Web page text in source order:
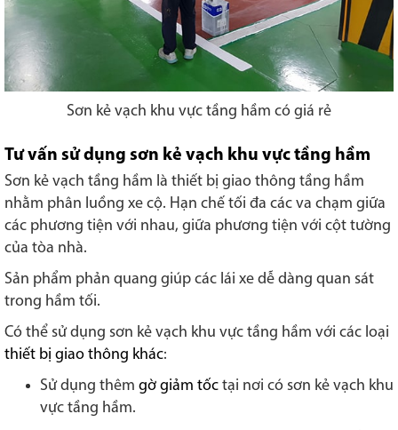
Sơn kẻ vạch khu vực tầng hầm có giá rẻ
Tư vấn sử dụng sơn kẻ vạch khu vực tầng hầm
Sơn kẻ vạch tầng hầm là thiết bị giao thông tầng hầm
nhằm phân luồng xe cộ. Hạn chế tối đa các va chạm giữa
các phương tiện với nhau, giữa phương tiện với cột tường
của tòa nhà.
Sản phẩm phản quang giúp các lái xe dễ dàng quan sát
trong hầm tối.
Có thể sử dụng sơn kẻ vạch khu vực tầng hầm với các loại
thiết bị giao thông khác:
Sử dụng thêm gờ giảm tốc tại nơi có sơn kẻ vạch khu
vực tầng hầm.